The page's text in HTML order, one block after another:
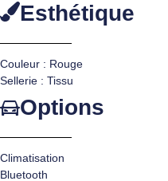
Esthétique
Couleur : Rouge
Sellerie : Tissu
Options
Climatisation
Bluetooth